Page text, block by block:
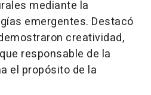
mediante la
emergentes. Destacó
creatividad,
responsable de la
el propósito de la